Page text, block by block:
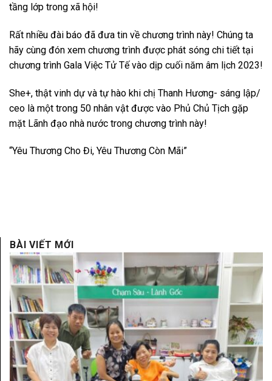
tầng lớp trong xã hội!
Rất nhiều đài báo đã đưa tin về chương trình này! Chúng ta
hãy cùng đón xem chương trình được phát sóng chi tiết tại
chương trình Gala Việc Tử Tế vào dịp cuối năm âm lịch 2023!
She+, thật vinh dự và tự hào khi chị Thanh Hương- sáng lập/
ceo là một trong 50 nhân vật được vào Phủ Chủ Tịch gặp
mặt Lãnh đạo nhà nước trong chương trình này!
“Yêu Thương Cho Đi, Yêu Thương Còn Mãi”
BÀI VIẾT MỚI